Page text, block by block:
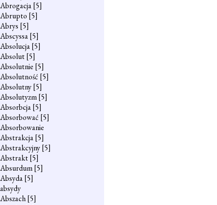
Abrogacja[5]
Abrupto [5]
Abrys [5]
Abscyssa[5]
Absolucja[5]
Absolut[5]
Absolutnie [5]
Absolutność [5]
Absolutny[5]
Absolutyzm[5]
Absorbcja[5]
Absorbować [5]
Absorbowanie
Abstrakcja[5]
Abstrakcyjny[5]
Abstrakt[5]
Absurdum[5]
Absyda[5]
absydy
Abszach[5]